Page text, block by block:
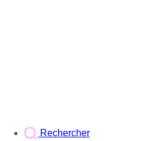
Rechercher